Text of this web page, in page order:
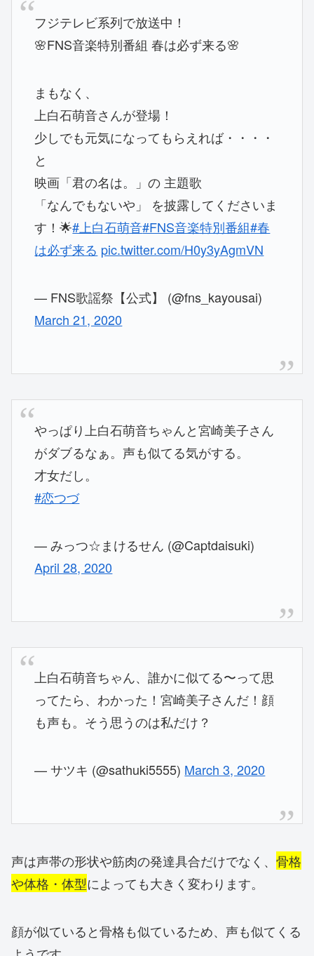
フジテレビ系列で放送中！
🌸FNS音楽特別番組 春は必ず来る🌸
まもなく、
上白石萌音さんが登場！
少しでも元気になってもらえれば・・・・
と
映画「君の名は。」の 主題歌
「なんでもないや」 を披露してくださいま
す！🌟#上白石萌音#FNS音楽特別番組#春
は必ず来る pic.twitter.com/H0y3yAgmVN
— FNS歌謡祭【公式】 (@fns_kayousai)
March 21, 2020
やっぱり上白石萌音ちゃんと宮崎美子さん
がダブるなぁ。声も似てる気がする。
才女だし。
#恋つづ
— みっつ☆まけるせん (@Captdaisuki)
April 28, 2020
上白石萌音ちゃん、誰かに似てる〜って思
ってたら、わかった！宮崎美子さんだ！顔
も声も。そう思うのは私だけ？
— サツキ (@sathuki5555) March 3, 2020
声は声帯の形状や筋肉の発達具合だけでなく、 骨格
や体格・体型によっても大きく変わります。
顔が似ていると骨格も似ているため、声も似てくる